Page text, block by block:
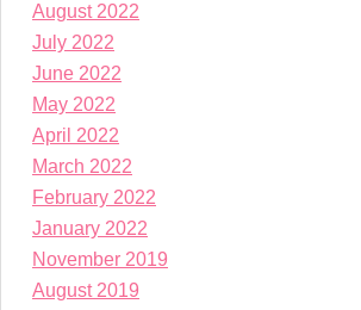
August 2022
July 2022
June 2022
May 2022
April 2022
March 2022
February 2022
January 2022
November 2019
August 2019